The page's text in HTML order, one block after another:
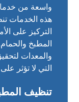
واسعة من
هذه الخدمات
التركيز على
المطبخ
والمعدات
التي لا تؤثر
تنظيف